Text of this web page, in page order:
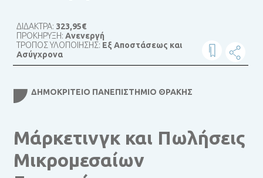
ΔΙΔΑΚΤΡΑ: 323,95€
ΠΡΟΚΗΡΥΞΗ:Ανενεργή
ΤΡΟΠΟΣ ΥΛΟΠΟΙΗΣΗΣ: Εξ Αποστάσεως και
Ασύγχρονα
ΔΗΜΟΚΡΊΤΕΙΟ ΠΑΝΕΠΙΣΤΉΜΙΟ ΘΡΆΚΗΣ
Μάρκετινγκ και Πωλήσεις
Μικρομεσαίων